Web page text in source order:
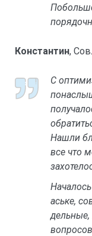
Константин,
С
Нашли
все что
аське,
дельные,